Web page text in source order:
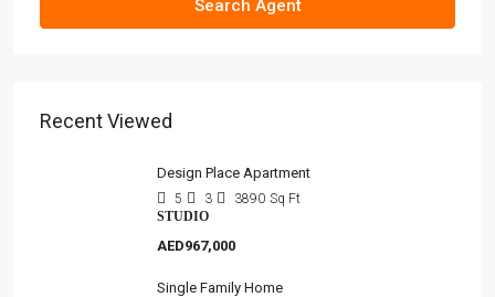
Search Agent
Recent Viewed
Design Place Apartment
5 3 3890 Sq Ft
STUDIO
AED967,000
Single Family Home